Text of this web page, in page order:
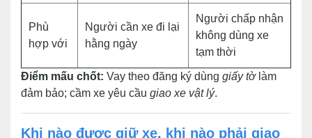
Phù
hợp với
Người cần xe đi lại
hằng ngày
Người chấp nhận
không dùng xe
tạm thời
Điểm mấu chốt: Vay theo đăng ký dùng giấy tờlàm
đảm bảo; cầm xe yêu cầu giao xe vật lý.
Khi nào được giữ xe, khi nào phải giao